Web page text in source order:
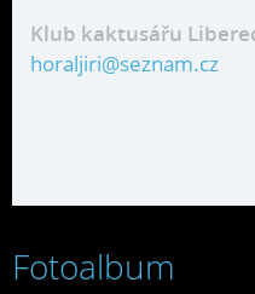
Klub kaktusářu
horaljiri@seznam.cz
Fotoalbum